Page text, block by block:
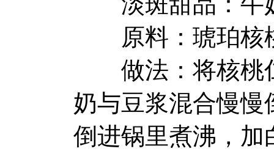
原料：琥珀核桃
做法：将核桃仁
奶与豆浆混合慢
倒进锅里煮沸，加